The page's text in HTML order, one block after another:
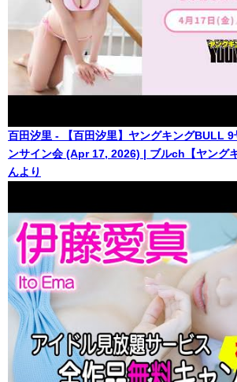
百田汐里 - 【百田汐里】ヤングキングBULL 9
ンサイン会 (Apr 17, 2026) | ブルch【ヤング
んより